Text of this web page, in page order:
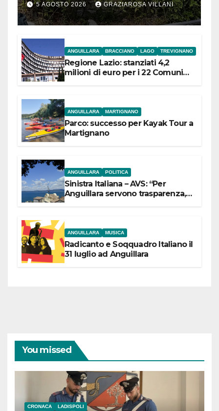
5 AGOSTO 2026 GRAZIAROSA VILLANI
ANGUILLARA BRACCIANO LAGO TREVIGNANO
Regione Lazio: stanziati 4,2
milioni di euro per i 22 Comuni
ANGUILLARA MARTIGNANO
Parco: successo per Kayak Tour a
Martignano
ANGUILLARA POLITICA
Sinistra Italiana – AVS: “Per
Anguillara servono trasparenza,
ANGUILLARA MUSICA
Radicanto e Soqquadro Italiano il
31 luglio ad Anguillara
You missed
CRONACA LADISPOLI